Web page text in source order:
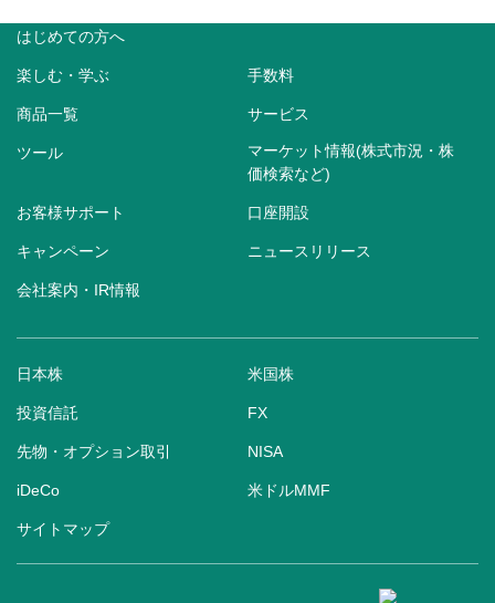
はじめての方へ
楽しむ・学ぶ 手数料
商品一覧 サービス
ツール
マーケット情報(株式市況・株
価検索など)
お客様サポート 口座開設
キャンペーン ニュースリリース
会社案内・IR情報
日本株 米国株
投資信託 FX
先物・オプション取引 NISA
iDeCo 米ドルMMF
サイトマップ